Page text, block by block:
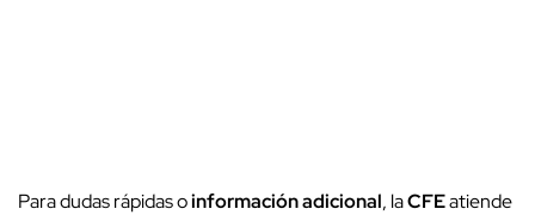
Para dudas rápidas oinformación adicional, laCFEatiende